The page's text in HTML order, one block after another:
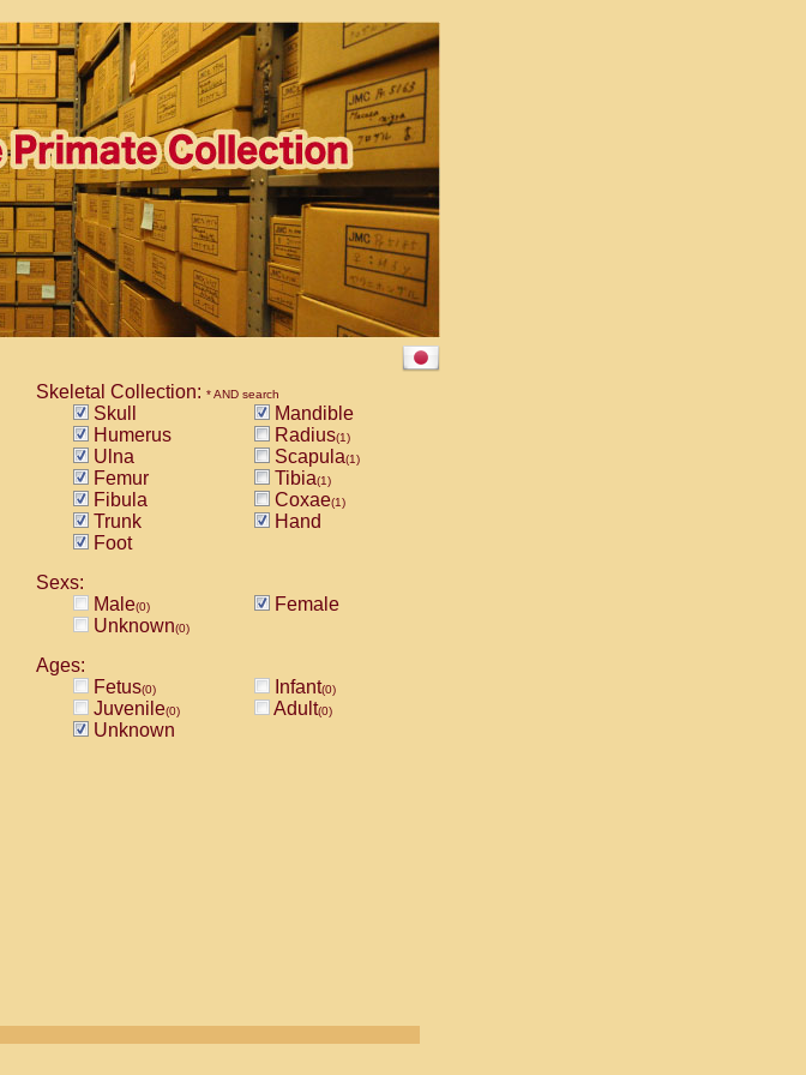
Skeletal Collection: * AND search
Skull
Mandible
Humerus
Radius(1)
Ulna Scapula(1)
Femur Tibia(1)
Fibula Coxae(1)
Trunk
Hand
Foot
Sexs:
Male(0)
Female
Unknown(0)
Ages:
Fetus(0) Infant(0)
Juvenile(0) Adult(0)
Unknown